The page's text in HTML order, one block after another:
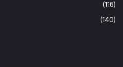
(116)
(140)